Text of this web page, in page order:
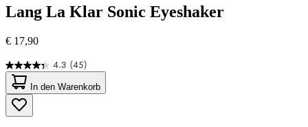
Lang La Klar Sonic Eyeshaker
€ 17,90
4.3 (45)
4.3
von
5
Sternen.
45
In den Warenkorb